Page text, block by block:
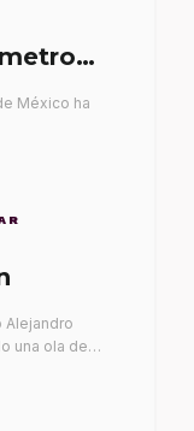
México ha
Alejandro
una ola de…